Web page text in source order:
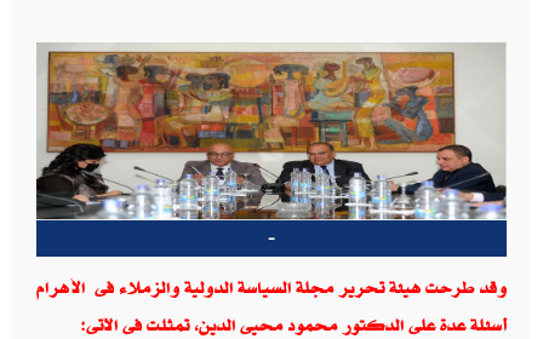
-
وقد طرحت هيئة تحرير مجلة السياسة الدولية والزملاء فى الأهرام
أسئلة عدة على الدكتور محمود محيى الدين، تمثلت فى الآتى: